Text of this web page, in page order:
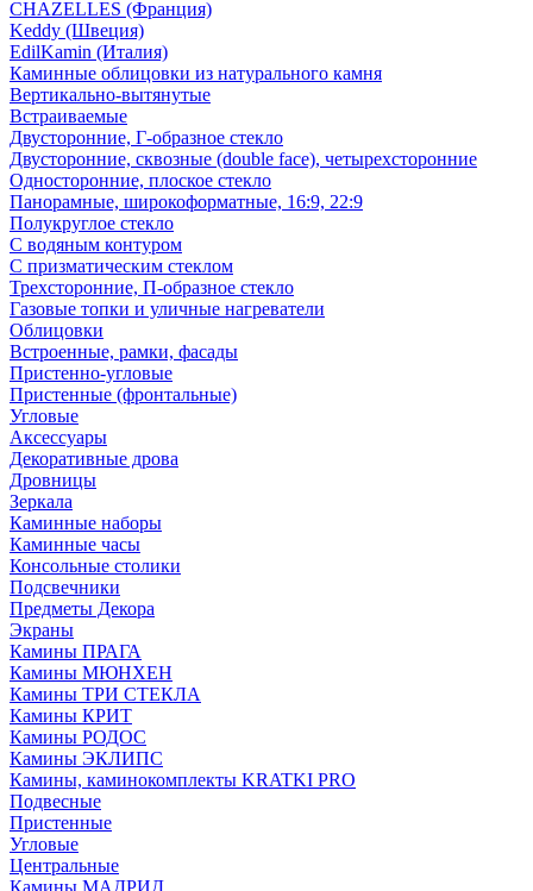
CHAZELLES (Франция)
Keddy (Швеция)
EdilKamin (Италия)
Каминные облицовки из натурального камня
Вертикально-вытянутые
Встраиваемые
Двусторонние, Г-образное стекло
Двусторонние, сквозные (double face), четырехсторонние
Односторонние, плоское стекло
Панорамные, широкоформатные, 16:9, 22:9
Полукруглое стекло
С водяным контуром
С призматическим стеклом
Трехсторонние, П-образное стекло
Газовые топки и уличные нагреватели
Облицовки
Встроенные, рамки, фасады
Пристенно-угловые
Пристенные (фронтальные)
Угловые
Аксессуары
Декоративные дрова
Дровницы
Зеркала
Каминные наборы
Каминные часы
Консольные столики
Подсвечники
Предметы Декора
Экраны
Камины ПРАГА
Камины МЮНХЕН
Камины ТРИ СТЕКЛА
Камины КРИТ
Камины РОДОС
Камины ЭКЛИПС
Камины, каминокомплекты KRATKI PRO
Подвесные
Пристенные
Угловые
Центральные
Камины МАДРИД